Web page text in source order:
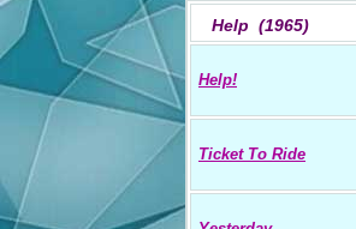
Help (1965)
Help!
Ticket To Ride